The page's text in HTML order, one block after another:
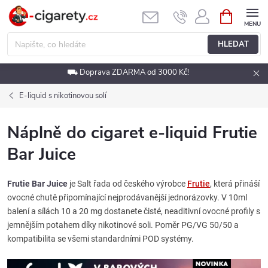
Přejít
obsah
HLEDAT
NÁKUPNÍ
KOŠÍK
⛟ Doprava ZDARMA od 3000 Kč!
E-liquid s nikotinovou solí
Náplně do cigaret e-liquid Frutie
Bar Juice
Frutie Bar Juice je Salt řada od českého výrobce Frutie, která přináší
ovocné chutě připomínající nejprodávanější jednorázovky. V 10ml
balení a sílách 10 a 20 mg dostanete čisté, neaditivní ovocné profily s
jemnějším potahem díky nikotinové soli. Poměr PG/VG 50/50 a
kompatibilita se všemi standardními POD systémy.